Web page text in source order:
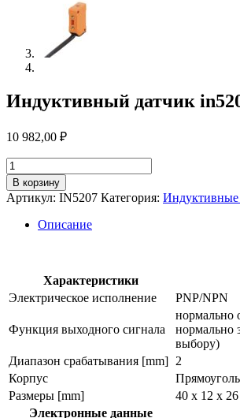
Индуктивный датчик
10 982,00 ₽
Количество
товара
Индуктивный
датчик
in5207
В корзину
Артикул: IN5207 Категория: Индуктивные
Описание
Характеристики
Электрическое исполнение
PNP/NPN
Функция выходного сигнала
нормально
нормально
выбору)
Диапазон срабатывания [mm] 2
Корпус
Размеры [mm]
40 x 12 x 26
Электронные данные